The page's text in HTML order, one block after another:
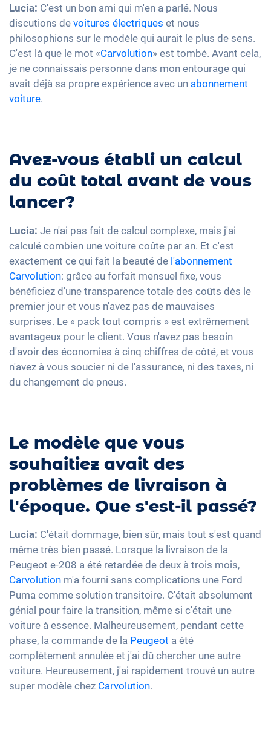
Lucia: C'est un bon ami qui m'en a parlé. Nous
discutions de voitures électriques et nous
philosophions sur le modèle qui aurait le plus de sens.
C'est là que le mot «Carvolution» est tombé. Avant cela,
je ne connaissais personne dans mon entourage qui
avait déjà sa propre expérience avec un abonnement
voiture.
Avez-vous établi un calcul
du coût total avant de vous
lancer?
Lucia: Je n'ai pas fait de calcul complexe, mais j'ai
calculé combien une voiture coûte par an. Et c'est
exactement ce qui fait la beauté de l'abonnement
Carvolution: grâce au forfait mensuel fixe, vous
bénéficiez d'une transparence totale des coûts dès le
premier jour et vous n'avez pas de mauvaises
surprises. Le « pack tout compris » est extrêmement
avantageux pour le client. Vous n'avez pas besoin
d'avoir des économies à cinq chiffres de côté, et vous
n'avez à vous soucier ni de l'assurance, ni des taxes, ni
du changement de pneus.
Le modèle que vous
souhaitiez avait des
problèmes de livraison à
l'époque. Que s'est-il passé?
Lucia: C'était dommage, bien sûr, mais tout s'est quand
même très bien passé. Lorsque la livraison de la
Peugeot e-208 a été retardée de deux à trois mois,
Carvolution m'a fourni sans complications une Ford
Puma comme solution transitoire. C'était absolument
génial pour faire la transition, même si c'était une
voiture à essence. Malheureusement, pendant cette
phase, la commande de la Peugeot a été
complètement annulée et j'ai dû chercher une autre
voiture. Heureusement, j'ai rapidement trouvé un autre
super modèle chez Carvolution.